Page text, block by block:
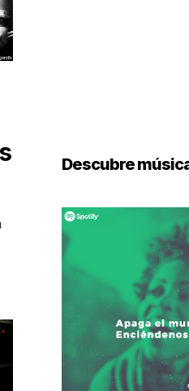
Descubre